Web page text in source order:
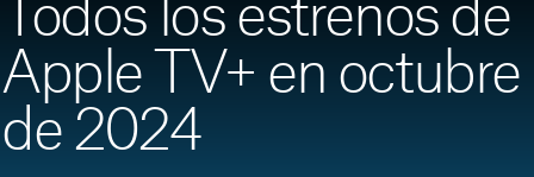
Todos los estrenos de
Apple TV+ en octubre
de 2024